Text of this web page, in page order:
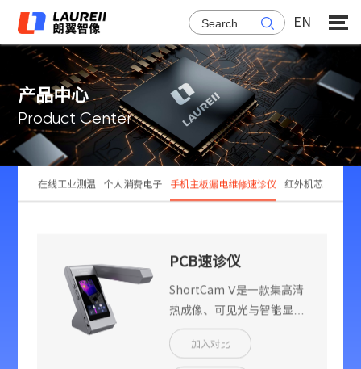
 EN
产品中心
Product Center
在线工业测温 个人消费电子 手机主板漏电维修速诊仪 红外机芯
PCB速诊仪
ShortCam V
ShortCam Ⅴ是一款集高清
热成像、可见光与智能显示
于一体的便携式热成像检测
工具，支持上电即用、镜头
加入对比